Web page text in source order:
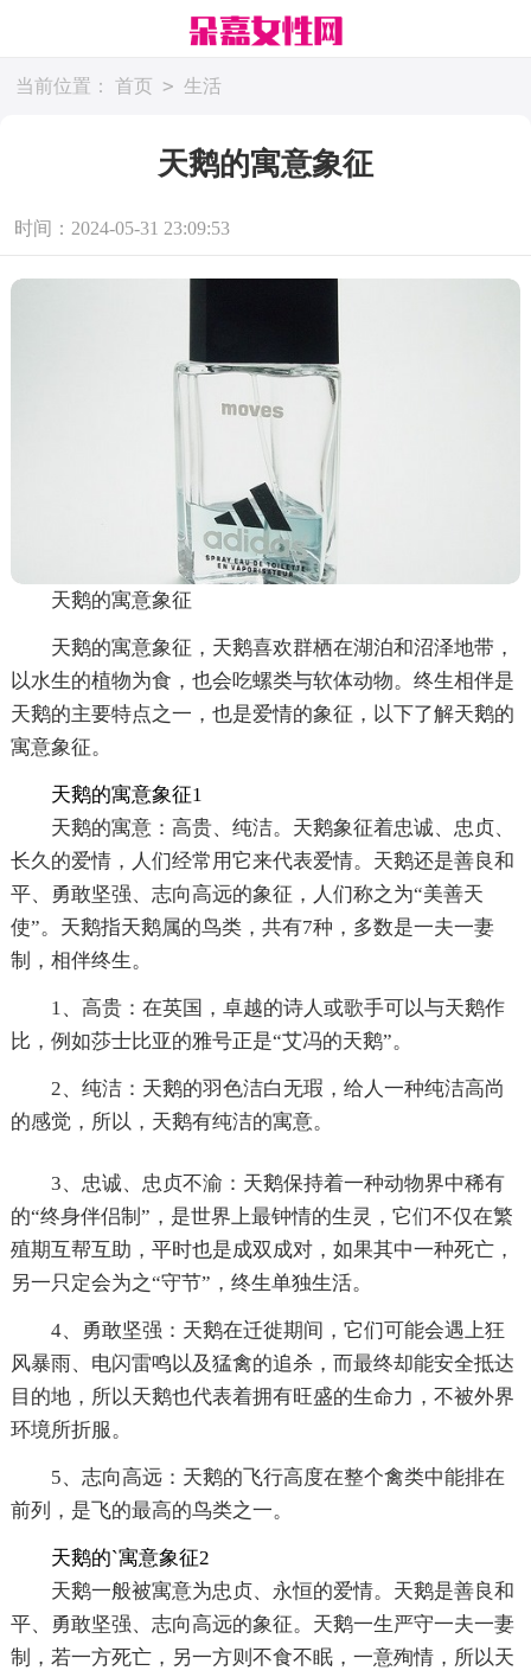
当前位置： 首页 > 生活
天鹅的寓意象征
时间：2024-05-31 23:09:53
天鹅的寓意象征
天鹅的寓意象征，天鹅喜欢群栖在湖泊和沼泽地带，
以水生的植物为食，也会吃螺类与软体动物。终生相伴是
天鹅的主要特点之一，也是爱情的象征，以下了解天鹅的
寓意象征。
天鹅的寓意象征1
天鹅的寓意：高贵、纯洁。天鹅象征着忠诚、忠贞、
长久的爱情，人们经常用它来代表爱情。天鹅还是善良和
平、勇敢坚强、志向高远的象征，人们称之为“美善天
使”。天鹅指天鹅属的鸟类，共有7种，多数是一夫一妻
制，相伴终生。
1、高贵：在英国，卓越的诗人或歌手可以与天鹅作
比，例如莎士比亚的雅号正是“艾冯的天鹅”。
2、纯洁：天鹅的羽色洁白无瑕，给人一种纯洁高尚
的感觉，所以，天鹅有纯洁的寓意。
3、忠诚、忠贞不渝：天鹅保持着一种动物界中稀有
的“终身伴侣制”，是世界上最钟情的生灵，它们不仅在繁
殖期互帮互助，平时也是成双成对，如果其中一种死亡，
另一只定会为之“守节”，终生单独生活。
4、勇敢坚强：天鹅在迁徙期间，它们可能会遇上狂
风暴雨、电闪雷鸣以及猛禽的追杀，而最终却能安全抵达
目的地，所以天鹅也代表着拥有旺盛的生命力，不被外界
环境所折服。
5、志向高远：天鹅的飞行高度在整个禽类中能排在
前列，是飞的最高的鸟类之一。
天鹅的`寓意象征2
天鹅一般被寓意为忠贞、永恒的爱情。天鹅是善良和
平、勇敢坚强、志向高远的象征。天鹅一生严守一夫一妻
制，若一方死亡，另一方则不食不眠，一意殉情，所以天